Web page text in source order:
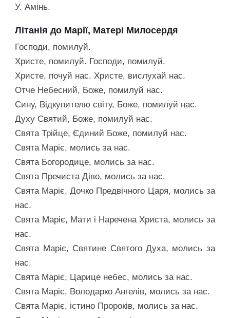
У. Амінь.
Літанія до Марії, Матері Милосердя
Господи, помилуй.
Христе, помилуй. Господи, помилуй.
Христе, почуй нас. Христе, вислухай нас.
Отче Небесний, Боже, помилуй нас.
Сину, Відкупителю світу, Боже, помилуй нас.
Духу Святий, Боже, помилуй нас.
Свята Трійце, Єдиний Боже, помилуй нас.
Свята Маріє, молись за нас.
Свята Богородице, молись за нас.
Свята Пречиста Діво, молись за нас.
Свята Маріє, Дочко Предвічного Царя, молись за
нас.
Свята Маріє, Мати і Наречена Христа, молись за
нас.
Свята Маріє, Святине Святого Духа, молись за
нас.
Свята Маріє, Царице небес, молись за нас.
Свята Маріє, Володарко Ангелів, молись за нас.
Свята Маріє, істино Пророків, молись за нас.